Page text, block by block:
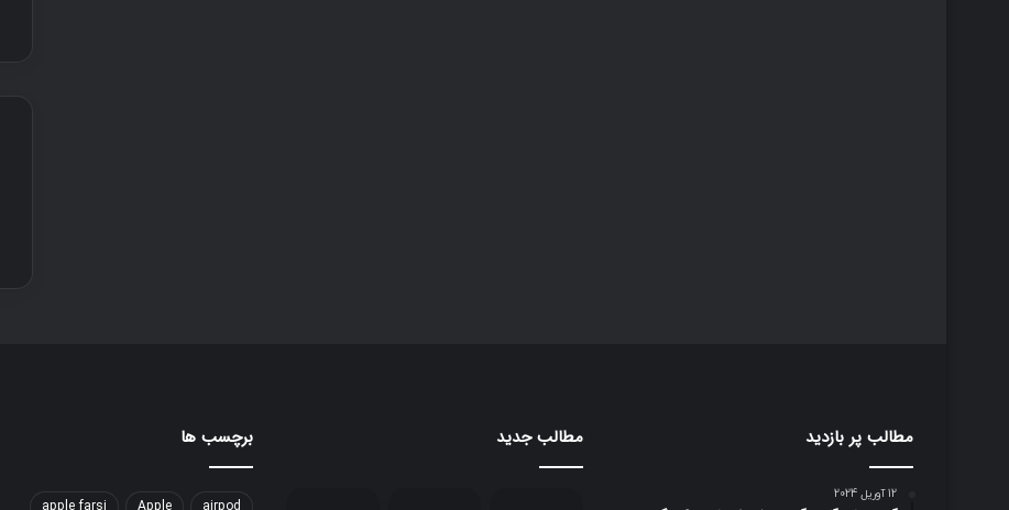
مطالب پر بازدید
12 آوریل 2024
مطالب جدید برچسب ها